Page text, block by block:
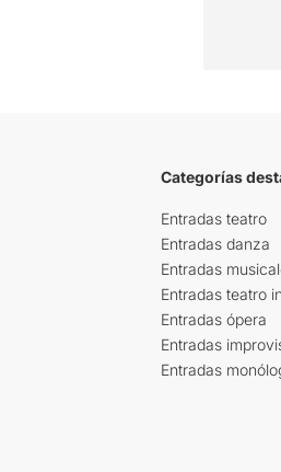
Categorías
Entradas teatro
Entradas danza
Entradas
Entradas teatro
Entradas ópera
Entradas
Entradas